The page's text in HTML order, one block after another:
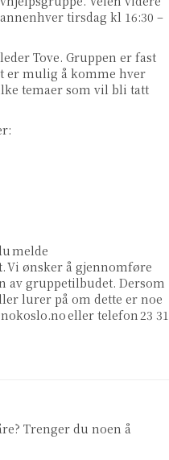
tirsdag kl 16:30 –
Tove. Gruppen er fast
er mulig å komme hver
temaer som vil bli tatt
melde
.Vi ønsker å gjennomføre
av gruppetilbudet. Dersom
lurer på om dette er noe
eller telefon 23 31
Trenger du noen å